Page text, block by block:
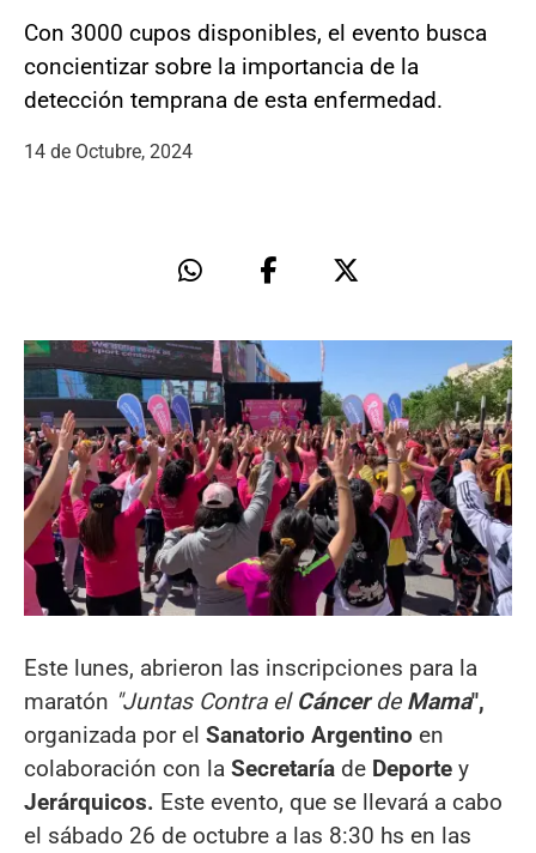
Con 3000 cupos disponibles, el evento busca
concientizar sobre la importancia de la
detección temprana de esta enfermedad.
14 de Octubre, 2024
Este lunes, abrieron las inscripciones para la
maratón "Juntas Contra el Cáncerde Mama",
organizada por el Sanatorio Argentino en
colaboración con la Secretaría de Deporte y
Jerárquicos. Este evento, que se llevará a cabo
el sábado 26 de octubre a las 8:30 hs en las